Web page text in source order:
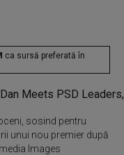
ca sursă preferată în
sosind pentru
unui nou premier după
Images